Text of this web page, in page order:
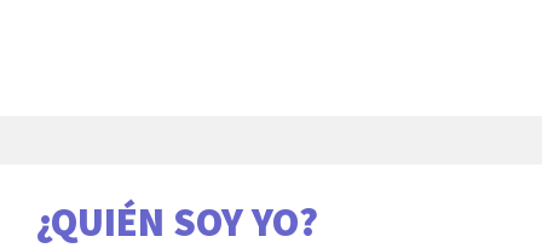
¿QUIÉN SOY YO?